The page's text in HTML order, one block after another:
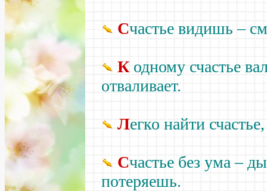
Счастье видишь –
К одному счастье
отваливает.
Легко найти
Счастье без ума –
потеряешь.